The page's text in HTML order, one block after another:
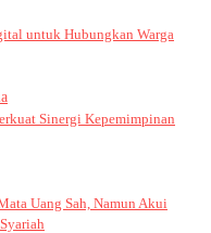
untuk Hubungkan Warga
Sinergi Kepemimpinan
Uang Sah, Namun Akui